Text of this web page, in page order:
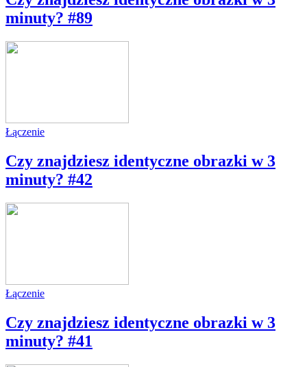
minuty? #89
Łączenie
Czy znajdziesz identyczne obrazki w 3
minuty? #42
Łączenie
Czy znajdziesz identyczne obrazki w 3
minuty? #41